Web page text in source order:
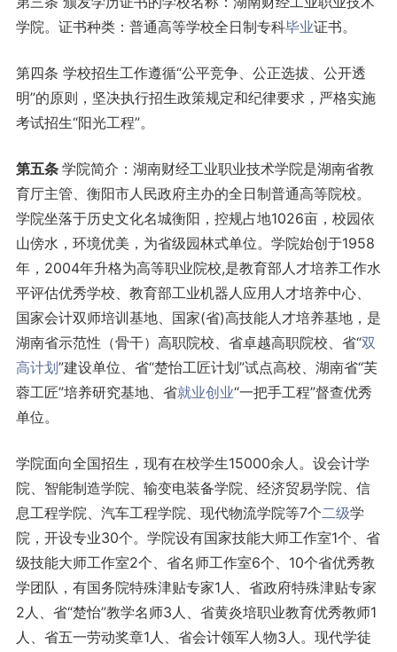
学院。证书种类：普通高等学校全日制专科毕业证书。
第四条 学校招生工作遵循“公平竞争、公正选拔、公开透
明”的原则，坚决执行招生政策规定和纪律要求，严格实施
考试招生“阳光工程”。
第五条 学院简介：湖南财经工业职业技术学院是湖南省教
育厅主管、衡阳市人民政府主办的全日制普通高等院校。
学院坐落于历史文化名城衡阳，控规占地1026亩，校园依
山傍水，环境优美，为省级园林式单位。学院始创于1958
年，2004年升格为高等职业院校,是教育部人才培养工作水
平评估优秀学校、教育部工业机器人应用人才培养中心、
国家会计双师培训基地、国家(省)高技能人才培养基地，是
湖南省示范性（骨干）高职院校、省卓越高职院校、省“双
高计划”建设单位、省“楚怡工匠计划”试点高校、湖南省“芙
蓉工匠”培养研究基地、省就业创业“一把手工程”督查优秀
单位。
学院面向全国招生，现有在校学生15000余人。设会计学
院、智能制造学院、输变电装备学院、经济贸易学院、信
息工程学院、汽车工程学院、现代物流学院等7个二级学
院，开设专业30个。学院设有国家技能大师工作室1个、省
级技能大师工作室2个、省名师工作室6个、10个省优秀教
学团队，有国务院特殊津贴专家1人、省政府特殊津贴专家
2人、省“楚怡”教学名师3人、省黄炎培职业教育优秀教师1
人、省五一劳动奖章1人、省会计领军人物3人。现代学徒